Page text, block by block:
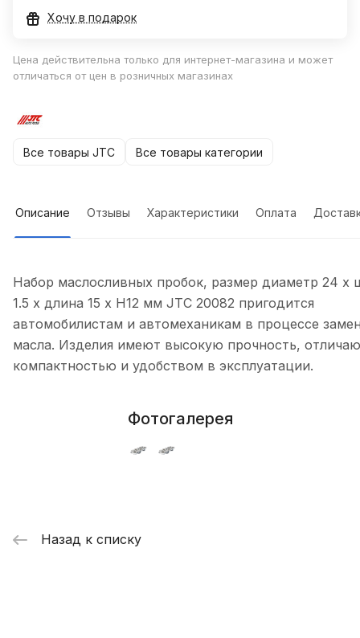
Хочу в подарок
Цена действительна только для интернет-магазина и может
отличаться от цен в розничных магазинах
Все товары JTC Все товары категории
Описание Отзывы Характеристики Оплата
Набор маслосливных пробок, размер диаметр 24 х
1.5 х длина 15 х H12 мм JTC 20082 пригодится
автомобилистам и автомеханикам в процессе
масла. Изделия имеют высокую прочность,
компактностью и удобством в эксплуатации.
Фотогалерея
Назад к списку